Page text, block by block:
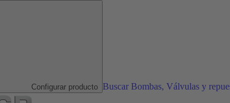
Configurar producto Buscar Bombas, Válvulas y